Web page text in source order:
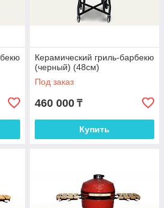
Керамический гриль-барбекю
(черный) (48см)
Под заказ
460 000 ₸
Купить